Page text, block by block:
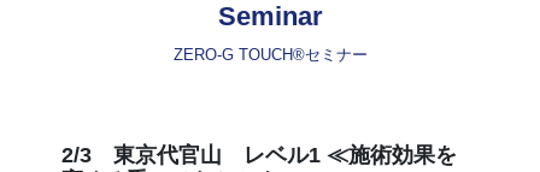
Seminar
ZERO-G TOUCH®セミナー
2/3 東京代官山 レベル1 ≪施術効果を